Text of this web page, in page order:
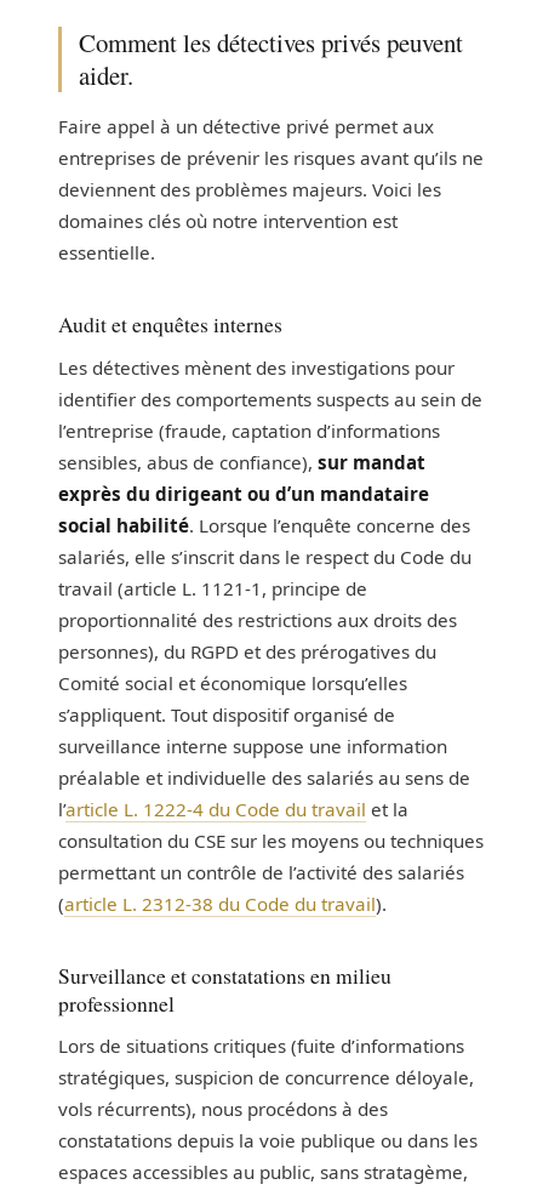
Comment les détectives privés peuvent
aider.
Faire appel à un détective privé permet aux
entreprises de prévenir les risques avant qu’ils ne
deviennent des problèmes majeurs. Voici les
domaines clés où notre intervention est
essentielle.
Audit et enquêtes internes
Les détectives mènent des investigations pour
identifier des comportements suspects au sein de
l’entreprise (fraude, captation d’informations
sensibles, abus de confiance), sur mandat
exprès du dirigeant ou d’un mandataire
social habilité. Lorsque l’enquête concerne des
salariés, elle s’inscrit dans le respect du Code du
travail (article L. 1121-1, principe de
proportionnalité des restrictions aux droits des
personnes), du RGPD et des prérogatives du
Comité social et économique lorsqu’elles
s’appliquent. Tout dispositif organisé de
surveillance interne suppose une information
préalable et individuelle des salariés au sens de
l’article L. 1222-4 du Code du travail et la
consultation du CSE sur les moyens ou techniques
permettant un contrôle de l’activité des salariés
(article L. 2312-38 du Code du travail).
Surveillance et constatations en milieu
professionnel
Lors de situations critiques (fuite d’informations
stratégiques, suspicion de concurrence déloyale,
vols récurrents), nous procédons à des
constatations depuis la voie publique ou dans les
espaces accessibles au public, sans stratagème,